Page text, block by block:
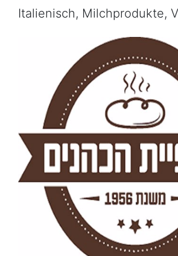
Italienisch, Milchprodukte,